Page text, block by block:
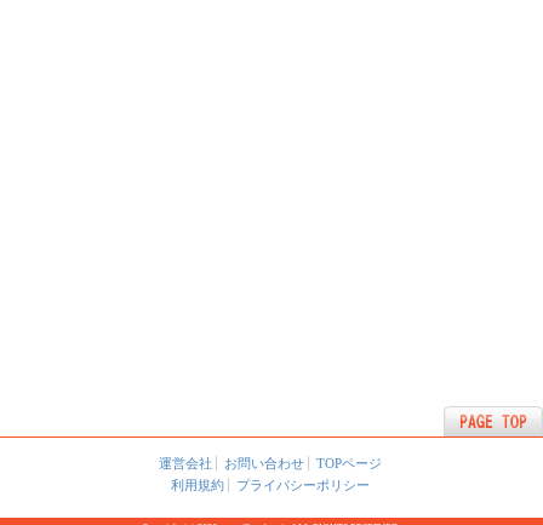
運営会社 お問い合わせ
TOPページ
利用規約
プライバシーポリシー